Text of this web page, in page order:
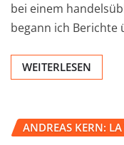
bei einem
begann ich Berichte
WEITERLESEN
ANDREAS KERN: